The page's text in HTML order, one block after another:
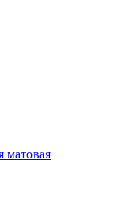
матовая